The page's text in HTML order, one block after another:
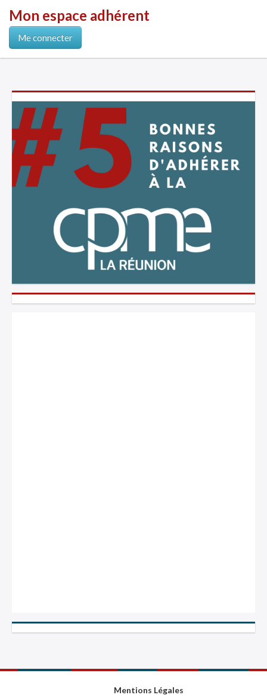
Mon espace adhérent
Me connecter
Mentions Légales